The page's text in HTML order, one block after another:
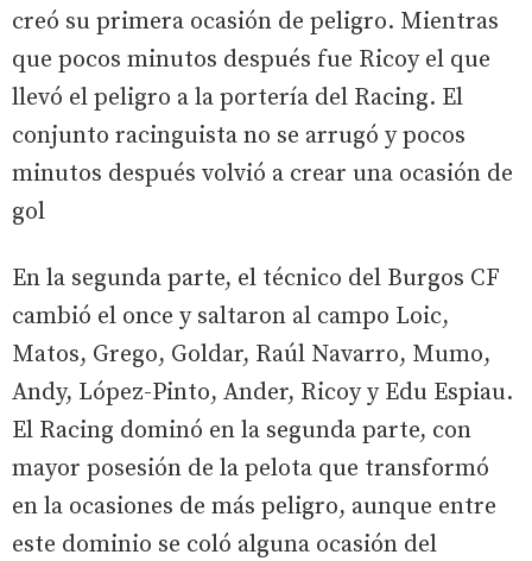
creó su primera ocasión de peligro. Mientras
que pocos minutos después fue Ricoy el que
llevó el peligro a la portería del Racing. El
conjunto racinguista no se arrugó y pocos
minutos después volvió a crear una ocasión de
gol
En la segunda parte, el técnico del Burgos CF
cambió el once y saltaron al campo Loic,
Matos, Grego, Goldar, Raúl Navarro, Mumo,
Andy, López-Pinto, Ander, Ricoy y Edu Espiau.
El Racing dominó en la segunda parte, con
mayor posesión de la pelota que transformó
en la ocasiones de más peligro, aunque entre
este dominio se coló alguna ocasión del